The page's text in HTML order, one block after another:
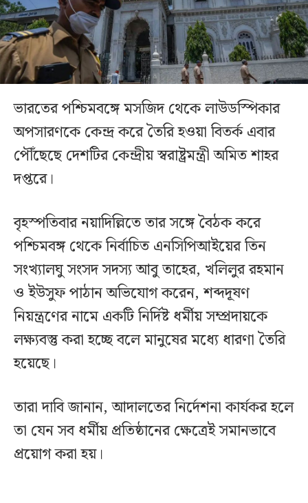
ভারতের পশ্চিমবঙ্গে মসজিদ থেকে লাউডস্পিকার
অপসারণকে কেন্দ্র করে তৈরি হওয়া বিতর্ক এবার
পৌঁছেছে দেশটির কেন্দ্রীয় স্বরাষ্ট্রমন্ত্রী অমিত শাহর
দপ্তরে।
বৃহস্পতিবার নয়াদিল্লিতে তার সঙ্গে বৈঠক করে
পশ্চিমবঙ্গ থেকে নির্বাচিত এনসিপিআইয়ের তিন
সংখ্যালঘু সংসদ সদস্য আবু তাহের, খলিলুর রহমান
ও ইউসুফ পাঠান অভিযোগ করেন, শব্দদূষণ
নিয়ন্ত্রণের নামে একটি নির্দিষ্ট ধর্মীয় সম্প্রদায়কে
লক্ষ্যবস্তু করা হচ্ছে বলে মানুষের মধ্যে ধারণা তৈরি
হয়েছে।
তারা দাবি জানান, আদালতের নির্দেশনা কার্যকর হলে
তা যেন সব ধর্মীয় প্রতিষ্ঠানের ক্ষেত্রেই সমানভাবে
প্রয়োগ করা হয়।